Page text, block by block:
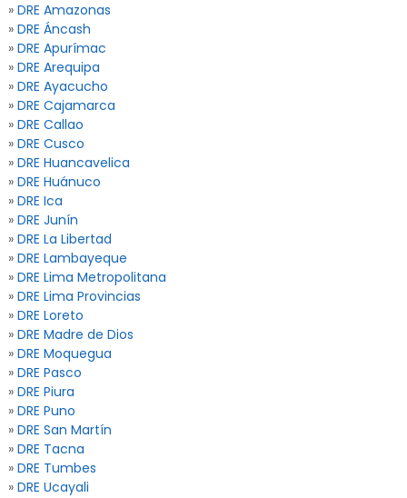
» DRE Amazonas
» DRE Áncash
» DRE Apurímac
» DRE Arequipa
» DRE Ayacucho
» DRE Cajamarca
» DRE Callao
» DRE Cusco
» DRE Huancavelica
» DRE Huánuco
» DRE Ica
» DRE Junín
» DRE La Libertad
» DRE Lambayeque
» DRE Lima Metropolitana
» DRE Lima Provincias
» DRE Loreto
» DRE Madre de Dios
» DRE Moquegua
» DRE Pasco
» DRE Piura
» DRE Puno
» DRE San Martín
» DRE Tacna
» DRE Tumbes
» DRE Ucayali